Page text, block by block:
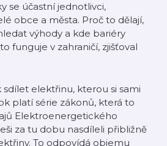
se účastní jednotlivci,
obce a města. Proč to dělají,
výhody a kde bariéry
funguje v zahraničí, zjišťoval
sdílet elektřinu, kterou si sami
platí série zákonů, která to
Elektroenergetického
za tu dobu nasdíleli přibližně
To odpovídá objemu